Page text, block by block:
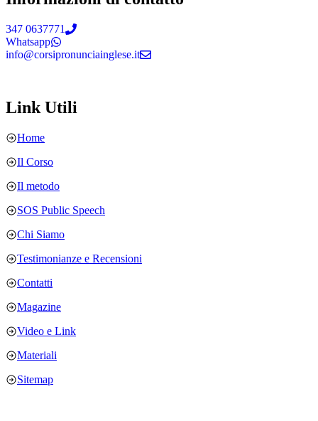
347 0637771
Whatsapp
info@corsipronunciainglese.it
Link Utili
Home
Il Corso
Il metodo
SOS Public Speech
Chi Siamo
Testimonianze e Recensioni
Contatti
Magazine
Video e Link
Materiali
Sitemap